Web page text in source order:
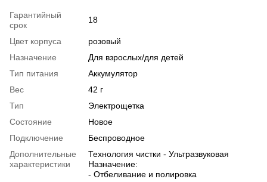
Гарантийный
срок
18
Цвет корпуса
розовый
Назначение
Для взрослых/для детей
Тип питания
Аккумулятор
Вес
42 г
Тип
Электрощетка
Состояние
Новое
Подключение
Беспроводное
Дополнительные
характеристики
Технология чистки - Ультразвуковая
Назначение:
- Отбеливание и полировка